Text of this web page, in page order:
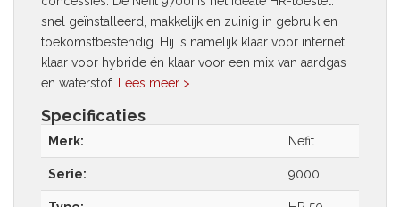
snel geïnstalleerd, makkelijk en zuinig in gebruik en
toekomstbestendig. Hij is namelijk klaar voor internet,
klaar voor hybride én klaar voor een mix van aardgas
en waterstof.
Lees meer >
Specificaties
Merk: Nefit
Serie: 9000i